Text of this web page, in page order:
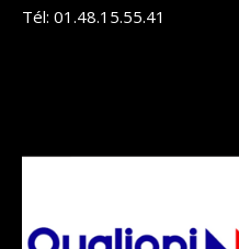
Tél: 01.48.15.55.41